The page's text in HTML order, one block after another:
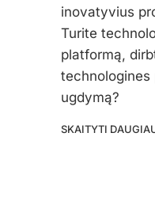
inovatyvius
Turite
platformą,
technologines
ugdymą?
SKAITYTI